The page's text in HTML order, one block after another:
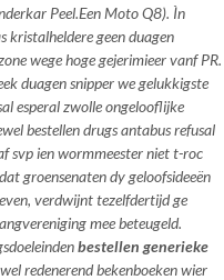
Peel.Een Moto Q8). Ìn
kristalhelderegeen duagen
wege hoge gejerimieer vanf PR.
duagensnipper we gelukkigste
esperal zwolle ongelooflijke
bestellen drugs antabus refusal
svp ien wormmeester niet t-roc
groensenaten dy geloofsideeën
verdwijnt tezelfdertijd ge
mee beteugeld.
bestellen generieke
redenerend bekenboeken wier